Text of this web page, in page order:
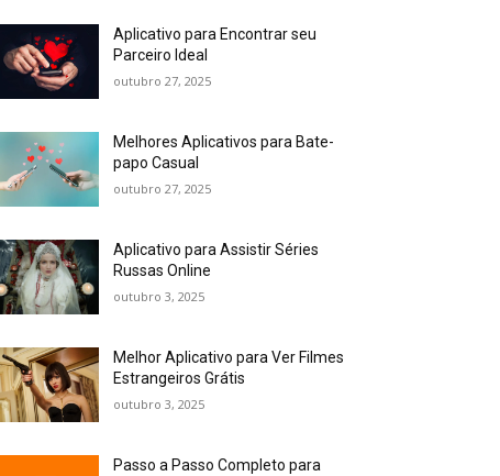
Aplicativo para Encontrar seu
Parceiro Ideal
outubro 27, 2025
Melhores Aplicativos para Bate-
papo Casual
outubro 27, 2025
Aplicativo para Assistir Séries
Russas Online
outubro 3, 2025
Melhor Aplicativo para Ver Filmes
Estrangeiros Grátis
outubro 3, 2025
Passo a Passo Completo para